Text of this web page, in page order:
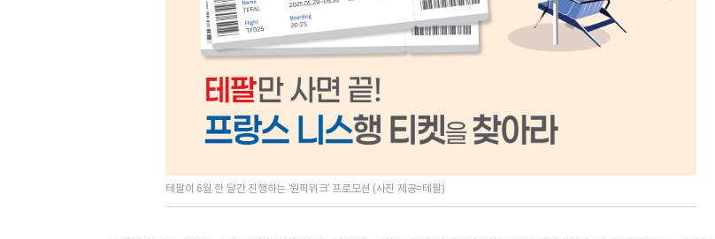
테팔이 6월 한 달간 진행하는 ‘원픽위크’ 프로모션 (사진 제공=테팔)